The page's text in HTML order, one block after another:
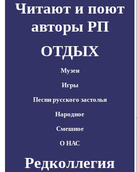
Читают и поют
авторы РП
ОТДЫХ
Музеи
Игры
Песни русского застолья
Народное
Смешное
О НАС
Редколлегия